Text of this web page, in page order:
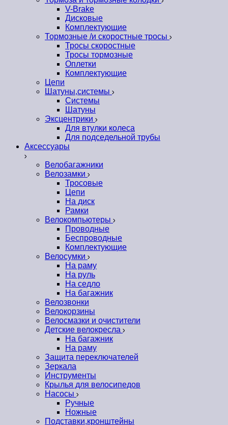
V-Brake
Дисковые
Комплектующие
Тормозные /и скоростные тросы
Тросы скоростные
Тросы тормозные
Оплетки
Комплектующие
Цепи
Шатуны,системы
Системы
Шатуны
Эксцентрики
Для втулки колеса
Для подседельной трубы
Аксессуары
Велобагажники
Велозамки
Тросовые
Цепи
На диск
Рамки
Велокомпьютеры
Проводные
Беспроводные
Комплектующие
Велосумки
На раму
На руль
На седло
На багажник
Велозвонки
Велокорзины
Велосмазки и очистители
Детские велокресла
На багажник
На раму
Защита переключателей
Зеркала
Инструменты
Крылья для велосипедов
Насосы
Ручные
Ножные
Подставки,кронштейны